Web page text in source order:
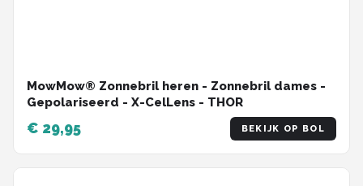
MowMow® Zonnebril heren - Zonnebril dames -
Gepolariseerd - X-CelLens - THOR
€ 29,95 BEKIJK OP BOL